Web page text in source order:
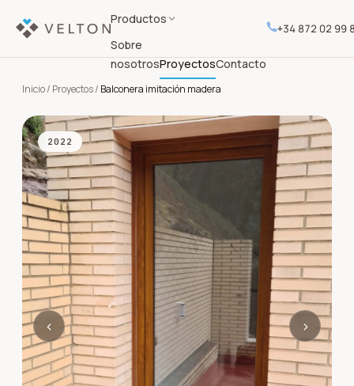
Productos
Sobre
nosotrosProyectosContacto
+34 872 02 99
Inicio/ Proyectos/ Balconera imitación madera
2022
‹ ›